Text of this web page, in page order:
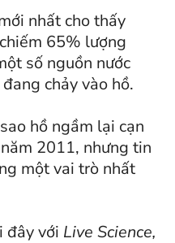
nhất cho thấy
65% lượng
số nguồn nước
chảy vào hồ.
hồ ngầm lại cạn
2011, nhưng tin
một vai trò nhất
đây với Live Science,